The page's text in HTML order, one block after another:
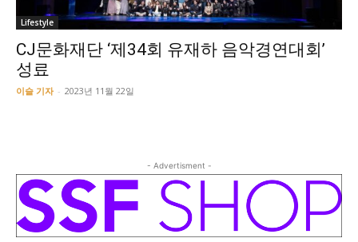
Lifestyle
CJ문화재단 ‘제34회 유재하 음악경연대회’
성료
이슬 기자 - 2023년 11월 22일
- Advertisment -